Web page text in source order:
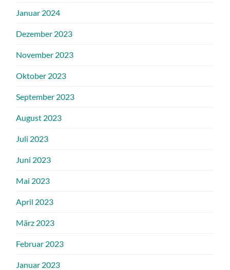
Januar 2024
Dezember 2023
November 2023
Oktober 2023
September 2023
August 2023
Juli 2023
Juni 2023
Mai 2023
April 2023
März 2023
Februar 2023
Januar 2023